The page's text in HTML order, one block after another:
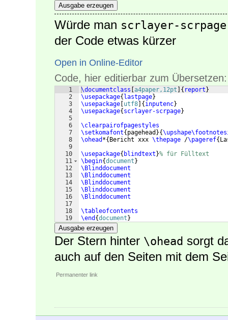
Ausgabe erzeugen
Würde man scrlayer-scrpage
der Code etwas kürzer
Open in Online-Editor
Code, hier editierbar zum Übersetzen:
1
2
3
4
5
6
7
8
9
10
11
12
13
14
15
16
17
18
19
\documentclass a4paper,12pt { report }
\usepackage{ lastpage}
\usepackage utf8 { inputenc}
\usepackage{ scrlayer-scrpage}
\clearpairofpagestyles
\setkomafont{ pagehead }{
\ohead *{ Bericht xxx \thepage /\pageref{
\usepackage{ blindtext }% für Fülltext
\begin{document }
\Blinddocument
\Blinddocument
\Blinddocument
\Blinddocument
\Blinddocument
\tableofcontents
\end {document }
Ausgabe erzeugen
Der Stern hinter \ohead sorgt
auch auf den Seiten mit dem
Permanenter link